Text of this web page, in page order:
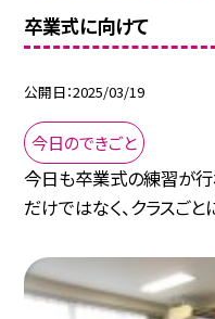
卒業式に向けて
公開日 2025/03/19
今日のできごと
今日も卒業式の練習が行
だけではなく、クラスごと